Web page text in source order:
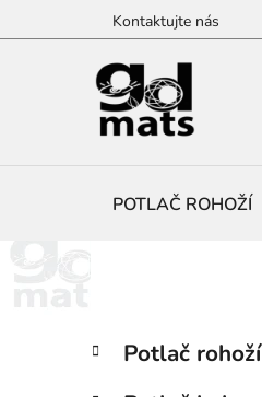
na
Kontaktujte nás
POTLAČ ROHOŽÍ
BPreskočiť
kategórie
K
a
Potlač rohoží